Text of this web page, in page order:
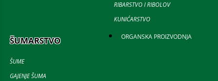
RIBARSTVO I RIBOLOV
KUNIĆARSTVO
ŠUMARSTVO
ŠUME
GAJENJE ŠUMA
ORGANSKA PROIZVODNJA